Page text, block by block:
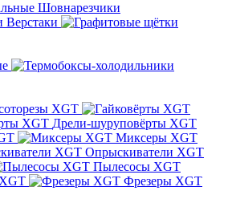
Шовнарезчики
Верстаки
XGT
Дрели-шуруповёрты XGT
Миксеры XGT
Опрыскиватели XGT
Пылесосы XGT
Фрезеры XGT